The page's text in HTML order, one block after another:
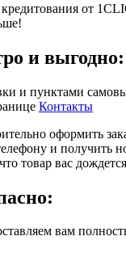
от
и выгодно:
и пунктами
Контакты
оформить
и получить
товар вас
вам